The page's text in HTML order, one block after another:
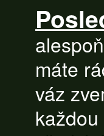
máte
váz